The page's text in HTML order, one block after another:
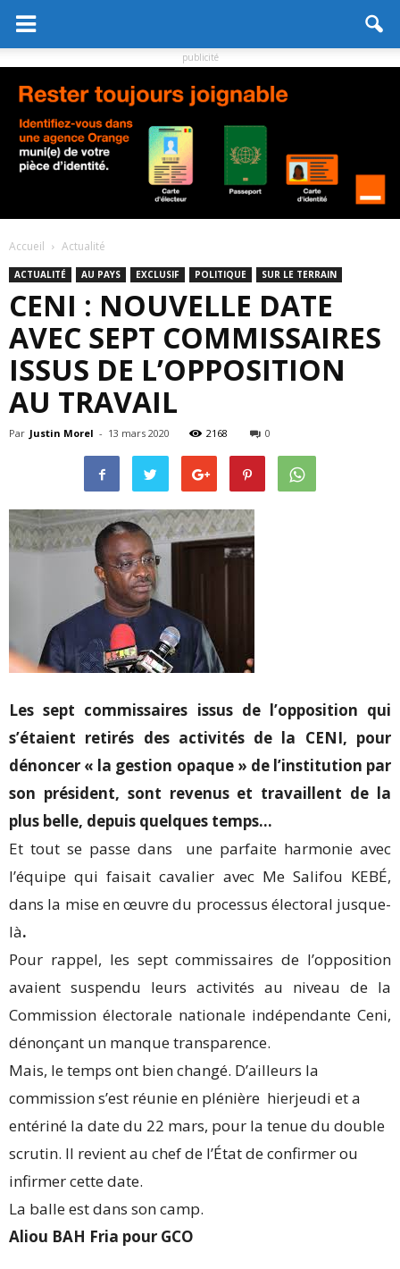
publicité
Accueil Actualité
ACTUALITÉ AU PAYS EXCLUSIF POLITIQUE SUR LE TERRAIN
CENI : NOUVELLE DATE
AVEC SEPT COMMISSAIRES
ISSUS DE L’OPPOSITION
AU TRAVAIL
Par Justin Morel - 13 mars 2020 2168 0
Les sept commissaires issus de l’opposition qui
s’étaient retirés des activités de la CENI, pour
dénoncer « la gestion opaque » de l’institution par
son président, sont revenus et travaillent de la
plus belle, depuis quelques temps…
Et tout se passe dans une parfaite harmonie avec
l’équipe qui faisait cavalier avec Me Salifou KEBÉ,
dans la mise en œuvre du processus électoral jusque-
là.
Pour rappel, les sept commissaires de l’opposition
avaient suspendu leurs activités au niveau de la
Commission électorale nationale indépendante Ceni,
dénonçant un manque transparence.
Mais, le temps ont bien changé. D’ailleurs la
commission s’est réunie en plénière hierjeudi et a
entériné la date du 22 mars, pour la tenue du double
scrutin. Il revient au chef de l’État de confirmer ou
infirmer cette date.
La balle est dans son camp.
Aliou BAH Fria pour GCO